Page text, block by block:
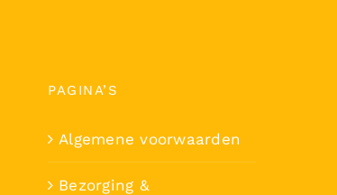
PAGINA’S
Algemene voorwaarden
Bezorging &